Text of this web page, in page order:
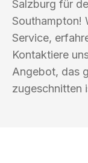
Salzburg für
Southampton!
Service,
Kontaktiere
Angebot, das
zugeschnitten